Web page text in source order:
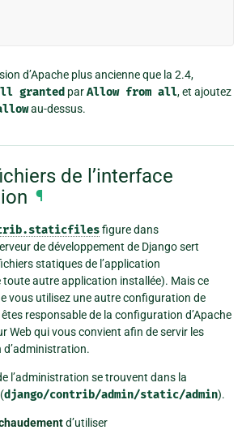
d’Apache plus ancienne que la 2.4,
granted parAllow from all, et ajoutez
au-dessus.
de l’interface
¶
figure dans
de développement de Django sert
statiques de l’application
toute autre application installée). Mais ce
vous utilisez une autre configuration de
êtes responsable de la configuration d’Apache
Web qui vous convient afin de servir les
d’administration.
l’administration se trouvent dans la
django/contrib/admin/static/admin).
d’utiliser